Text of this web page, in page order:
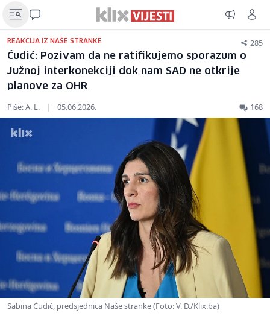
REAKCIJA IZ NAŠE STRANKE 285
Ćudić: Pozivam da ne ratifikujemo sporazum o
Južnoj interkonekciji dok nam SAD ne otkrije
planove za OHR
Piše: A. L. | 05.06.2026. 168
Sabina Ćudić, predsjednica Naše stranke (Foto: V. D./Klix.ba)